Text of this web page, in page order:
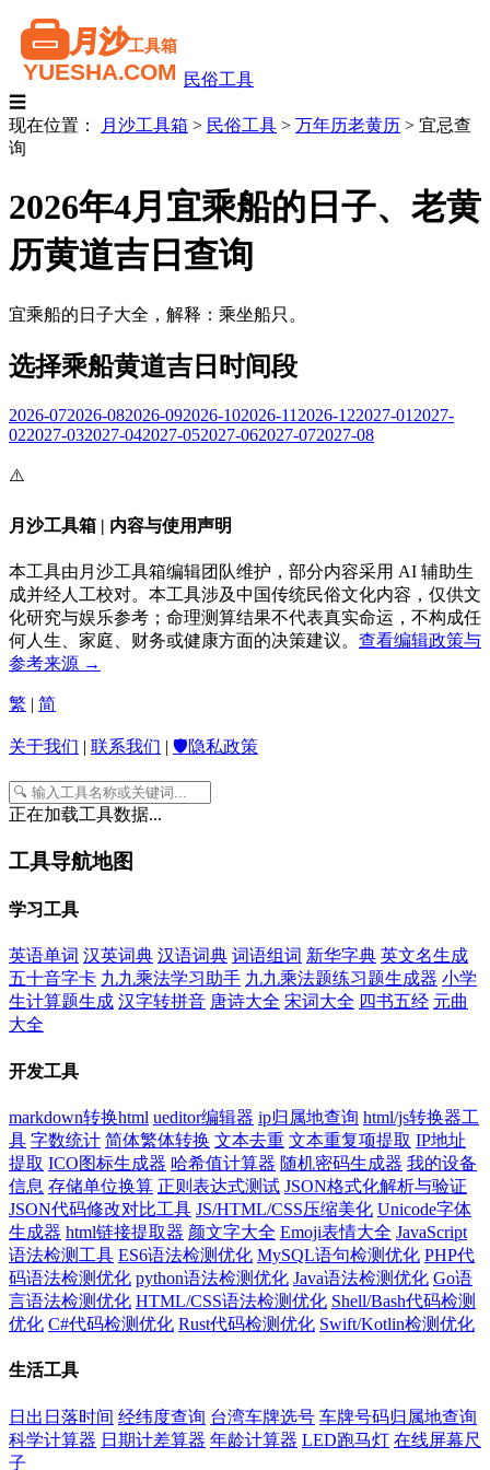
民俗工具
☰
现在位置：
月沙工具箱 > 民俗工具 > 万年历老黄历 > 宜忌查
询
2026年4月宜乘船的日子、老黄
历黄道吉日查询
宜乘船的日子大全，解释：乘坐船只。
选择乘船黄道吉日时间段
2026-072026-082026-092026-102026-11 2026-122027-01 2027-
022027-032027-042027-052027-062027-072027-08
⚠️
月沙工具箱 | 内容与使用声明
本工具由月沙工具箱编辑团队维护，部分内容采用 AI 辅助生
成并经人工校对。本工具涉及中国传统民俗文化内容，仅供文
化研究与娱乐参考；命理测算结果不代表真实命运，不构成任
何人生、家庭、财务或健康方面的决策建议。 查看编辑政策与
参考来源 →
繁 | 简
关于我们 | 联系我们 | 🛡️隐私政策
正在加载工具数据...
工具导航地图
学习工具
英语单词 汉英词典 汉语词典 词语组词 新华字典 英文名生成
五十音字卡 九九乘法学习助手 九九乘法题练习题生成器 小学
生计算题生成 汉字转拼音 唐诗大全 宋词大全 四书五经 元曲
大全
开发工具
markdown转换html ueditor编辑器 ip归属地查询 html/js转换器工
具 字数统计 简体繁体转换 文本去重 文本重复项提取 IP地址
提取 ICO图标生成器 哈希值计算器 随机密码生成器 我的设备
信息 存储单位换算 正则表达式测试 JSON格式化解析与验证
JSON代码修改对比工具 JS/HTML/CSS压缩美化 Unicode字体
生成器 html链接提取器 颜文字大全 Emoji表情大全 JavaScript
语法检测工具 ES6语法检测优化 MySQL语句检测优化 PHP代
码语法检测优化 python语法检测优化 Java语法检测优化 Go语
言语法检测优化 HTML/CSS语法检测优化 Shell/Bash代码检测
优化 C#代码检测优化 Rust代码检测优化 Swift/Kotlin检测优化
生活工具
日出日落时间 经纬度查询 台湾车牌选号 车牌号码归属地查询
科学计算器 日期计差算器 年龄计算器 LED跑马灯 在线屏幕尺
子